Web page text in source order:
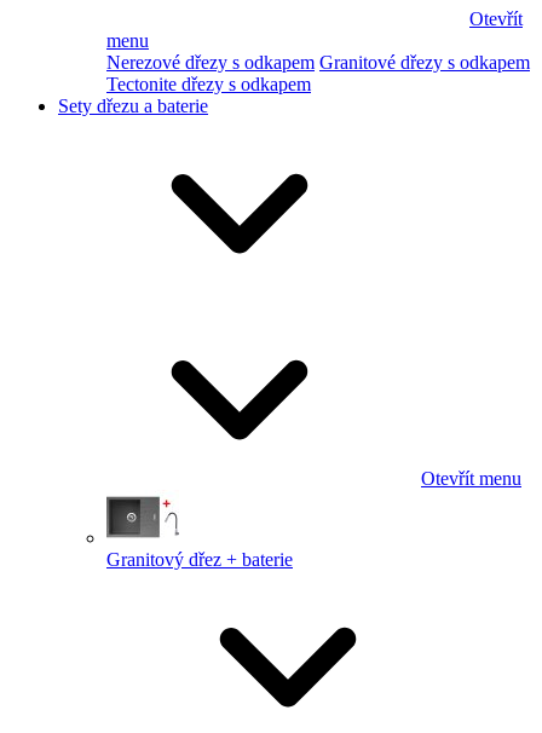
Otevřít
menu
Nerezové dřezy s odkapem Granitové dřezy s odkapem
Tectonite dřezy s odkapem
Sety dřezu a baterie
Otevřít menu
Granitový dřez + baterie